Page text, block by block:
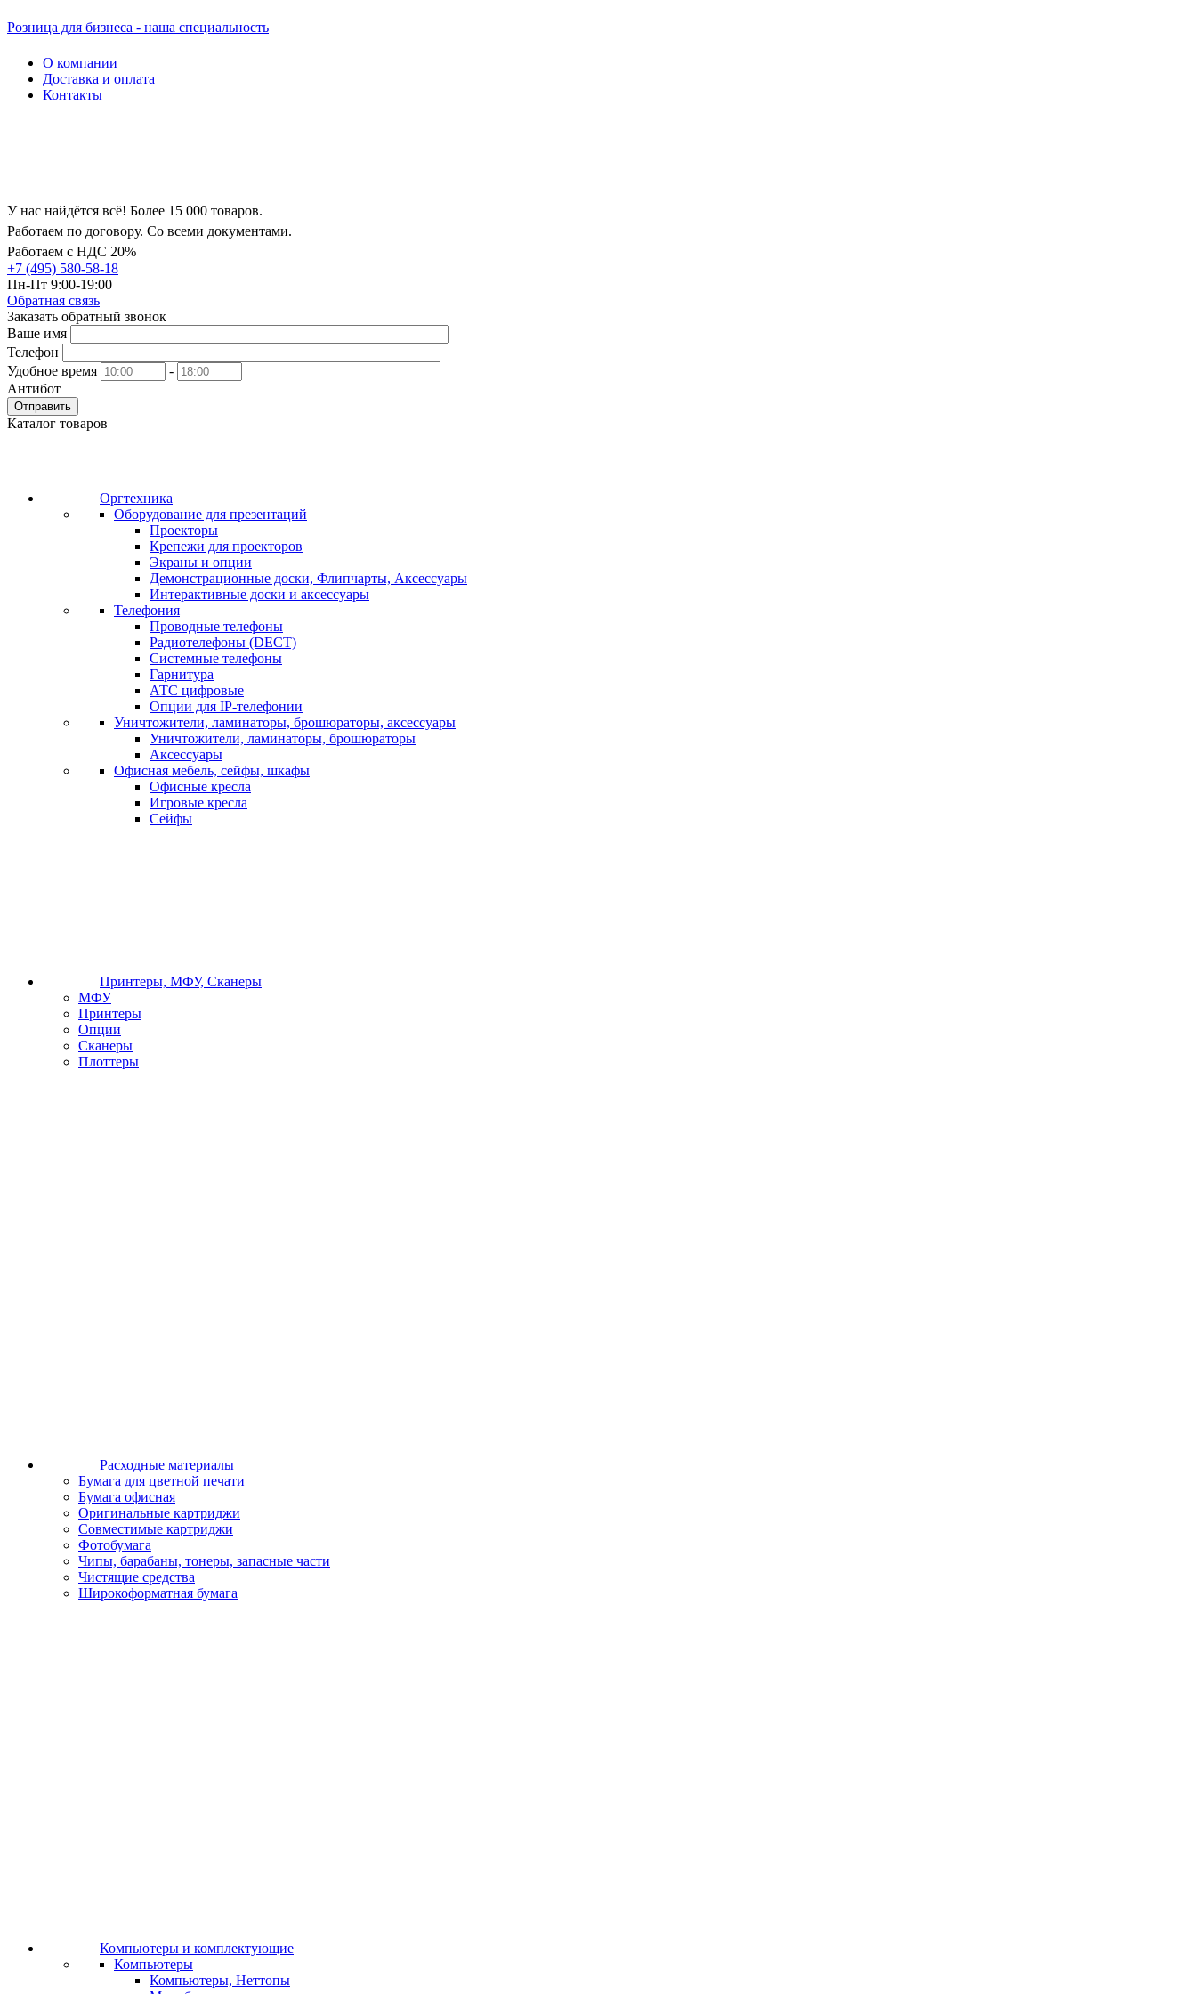
Розница для бизнеса - наша специальность
О компании
Доставка и оплата
Контакты
У нас найдётся всё! Более 15 000 товаров.
Работаем по договору. Со всеми документами.
Работаем с НДС 20%
+7 (495) 580-58-18
Пн-Пт 9:00-19:00
Обратная связь
Заказать обратный звонок
Ваше имя
Телефон
Удобное время
-
Антибот
Отправить
Каталог товаров
Оргтехника
Оборудование для презентаций
Проекторы
Крепежи для проекторов
Экраны и опции
Демонстрационные доски, Флипчарты, Аксессуары
Интерактивные доски и аксессуары
Телефония
Проводные телефоны
Радиотелефоны (DECT)
Системные телефоны
Гарнитура
АТС цифровые
Опции для IP-телефонии
Уничтожители, ламинаторы, брошюраторы, аксессуары
Уничтожители, ламинаторы, брошюраторы
Аксессуары
Офисная мебель, сейфы, шкафы
Офисные кресла
Игровые кресла
Сейфы
Принтеры, МФУ, Сканеры
МФУ
Принтеры
Опции
Сканеры
Плоттеры
Расходные материалы
Бумага для цветной печати
Бумага офисная
Оригинальные картриджи
Совместимые картриджи
Фотобумага
Чипы, барабаны, тонеры, запасные части
Чистящие средства
Широкоформатная бумага
Компьютеры и комплектующие
Компьютеры
Компьютеры, Неттопы